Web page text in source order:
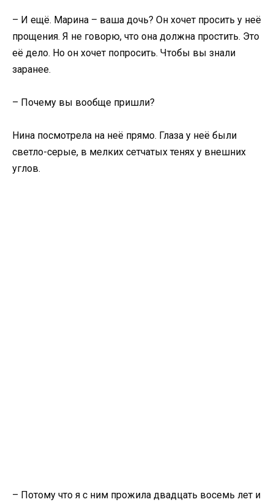
– И ещё. Марина – ваша дочь? Он хочет просить у неё
прощения. Я не говорю, что она должна простить. Это
её дело. Но он хочет попросить. Чтобы вы знали
заранее.
– Почему вы вообще пришли?
Нина посмотрела на неё прямо. Глаза у неё были
светло-серые, в мелких сетчатых тенях у внешних
углов.
– Потому что я с ним прожила двадцать восемь лет и